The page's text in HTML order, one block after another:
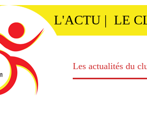
L'ACTU | LE
Les actualités du